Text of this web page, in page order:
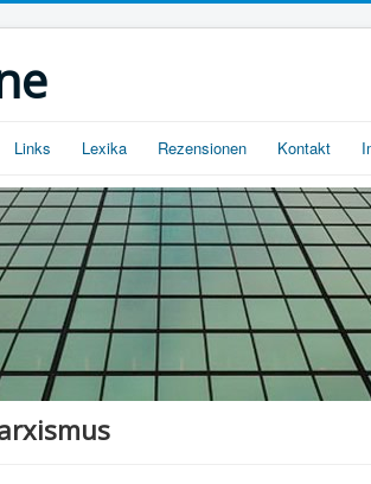
Links Lexika Rezensionen Kontakt